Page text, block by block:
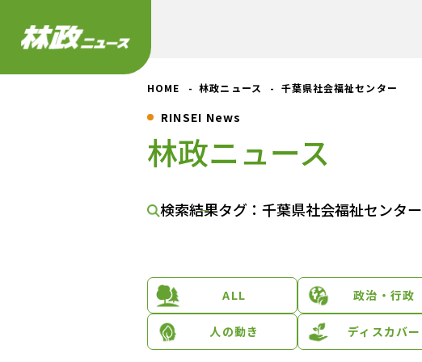
HOME 林政ニュース 千葉県社会福祉センター
RINSEI News
林政ニュース
検索結果タグ：千葉県社会福祉センター
ALL 政治・行政
人の動き ディスカバー